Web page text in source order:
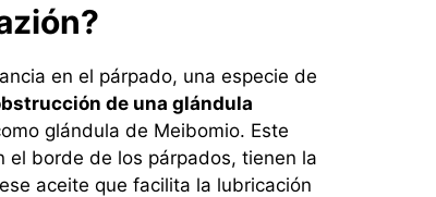
en el párpado, una especie de
de una glándula
glándula de Meibomio. Este
el borde de los párpados, tienen la
aceite que facilita la lubricación